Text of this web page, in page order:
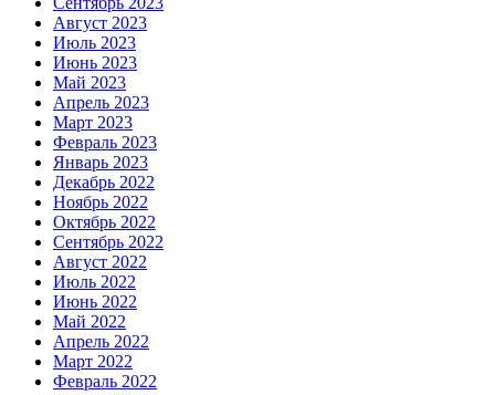
Август 2023
Июль 2023
Июнь 2023
Май 2023
Апрель 2023
Март 2023
Февраль 2023
Январь 2023
Декабрь 2022
Ноябрь 2022
Октябрь 2022
Сентябрь 2022
Август 2022
Июль 2022
Июнь 2022
Май 2022
Апрель 2022
Март 2022
Февраль 2022